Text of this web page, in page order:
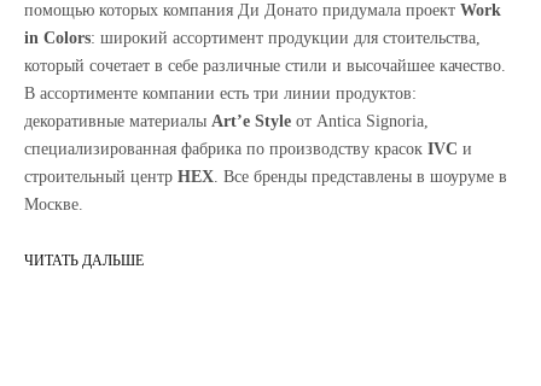
помощью которых компания Ди Донато придумала проект Work
in Colors: широкий ассортимент продукции для стоительства,
который сочетает в себе различные стили и высочайшее качество.
В ассортименте компании есть три линии продуктов:
декоративные материалы Art’e Style от Antica Signoria,
специализированная фабрика по производству красок IVC и
строительный центр HEX. Все бренды представлены в шоуруме в
Москве.
ЧИТАТЬ ДАЛЬШЕ